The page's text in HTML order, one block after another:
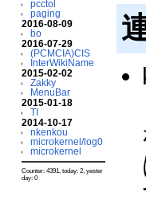
pcctol
paging
2016-08-09
bo
2016-07-29
(PCMCIA)CIS
InterWikiName
2015-02-02
Zakky
MenuBar
2015-01-18
TI
2014-10-17
nkenkou
microkernel/log0
microkernel
Counter: 4391, today: 2, yester
day: 0